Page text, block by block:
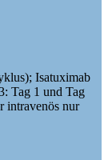
Isatuximab
Tag 1 und Tag
intravenös nur